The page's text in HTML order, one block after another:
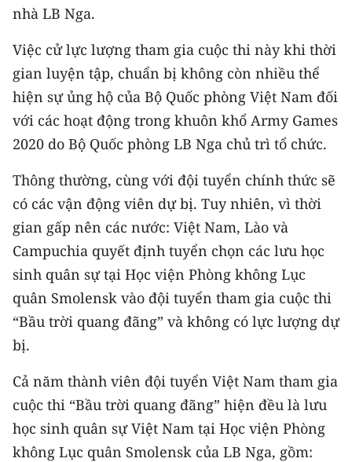
Media Kinh tế
Media Văn hóa
Media Xã hội
Media Pháp luật
Media Thế giới
Media Thể thao
Media Giáo dục
Media Y tế
Media Khoa học - Công nghệ
Media Môi trường
Ảnh
Infographic
nhà LB Nga.
Việc cử lực lượng tham gia cuộc thi này khi thời
gian luyện tập, chuẩn bị không còn nhiều thể
hiện sự ủng hộ của Bộ Quốc phòng Việt Nam đối
với các hoạt động trong khuôn khổ Army Games
2020 do Bộ Quốc phòng LB Nga chủ trì tổ chức.
Thông thường, cùng với đội tuyển chính thức sẽ
có các vận động viên dự bị. Tuy nhiên, vì thời
gian gấp nên các nước: Việt Nam, Lào và
Campuchia quyết định tuyển chọn các lưu học
sinh quân sự tại Học viện Phòng không Lục
quân Smolensk vào đội tuyển tham gia cuộc thi
“Bầu trời quang đãng” và không có lực lượng dự
bị.
Cả năm thành viên đội tuyển Việt Nam tham gia
cuộc thi “Bầu trời quang đãng” hiện đều là lưu
học sinh quân sự Việt Nam tại Học viện Phòng
không Lục quân Smolensk của LB Nga, gồm: